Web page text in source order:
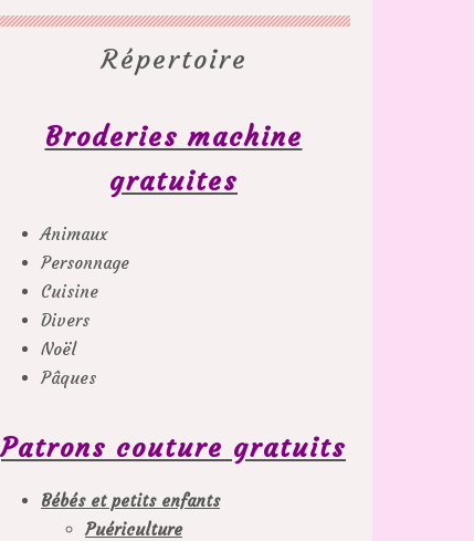
Répertoire
Broderies machine
gratuites
Animaux
Personnage
Cuisine
Divers
Noël
Pâques
Patrons couture gratuits
Bébés et petits enfants
Puériculture